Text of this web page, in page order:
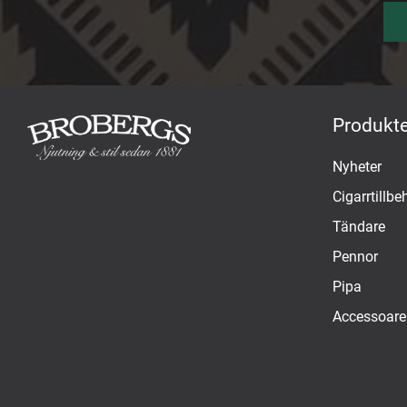
Nyheter
Tändare
Pennor
Pipa